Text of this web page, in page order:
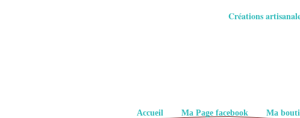
Créations
Pages
Accueil Ma Page facebook Ma